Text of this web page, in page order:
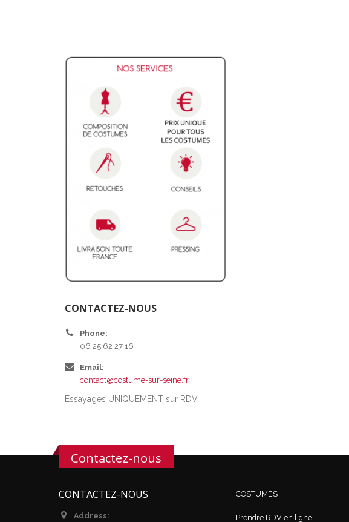
CONTACTEZ-NOUS
Phone:
06 25 62 27 16
Email:
contact@costume-sur-seine.fr
Essayages UNIQUEMENT sur RDV
Contactez-nous
CONTACTEZ-NOUS
Address:
COSTUMES
Prendre RDV en ligne